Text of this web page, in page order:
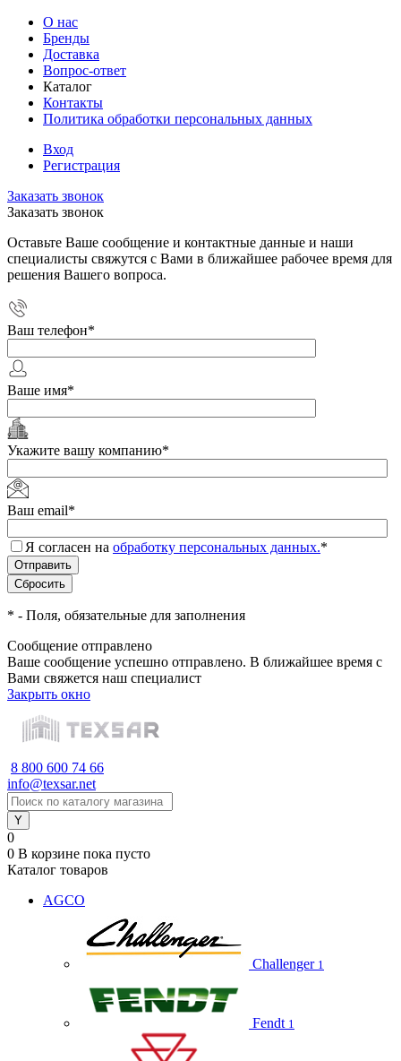
О нас
Бренды
Доставка
Вопрос-ответ
Каталог
Контакты
Политика обработки персональных данных
Вход
Регистрация
Заказать звонок
Заказать звонок
Оставьте Ваше сообщение и контактные данные и наши
специалисты свяжутся с Вами в ближайшее рабочее время для
решения Вашего вопроса.
Ваш телефон*
Ваше имя*
Укажите вашу компанию*
Ваш email*
Я согласен на обработку персональных данных.*
* - Поля, обязательные для заполнения
Сообщение отправлено
Ваше сообщение успешно отправлено. В ближайшее время с
Вами свяжется наш специалист
Закрыть окно
8 800 600 74 66
info@texsar.net
0
0 В корзине пока пусто
Каталог товаров
AGCO
Challenger 1
Fendt 1